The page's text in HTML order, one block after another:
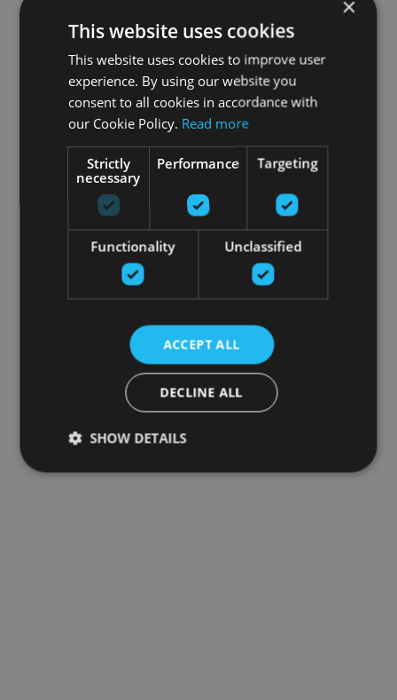
×
This website uses cookies
This website uses cookies to improve user
experience. By using our website you
consent to all cookies in accordance with
our Cookie Policy. Read more
Strictly
necessary
Performance Targeting
Functionality Unclassified
ACCEPT ALL
DECLINE ALL
SHOW DETAILS